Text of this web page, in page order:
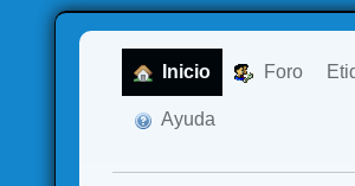
Inicio Foro
Ayuda